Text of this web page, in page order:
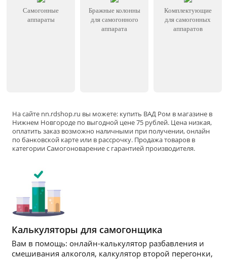
Самогонные
аппараты
Бражные колонны
для самогонного
аппарата
Комплектующие
для самогонных
аппаратов
На сайте nn.rdshop.ru вы можете: купить ВАД Ром в магазине в
Нижнем Новгороде по выгодной цене 75 рублей. Цена низкая,
оплатить заказ возможно наличными при получении, онлайн
по банковской карте или в рассрочку. Продажа товаров в
категорииСамогоноварениес гарантией производителя.
Калькуляторы для самогонщика
Вам в помощь: онлайн-калькулятор разбавления и
смешивания алкоголя, калкулятор второй перегонки,